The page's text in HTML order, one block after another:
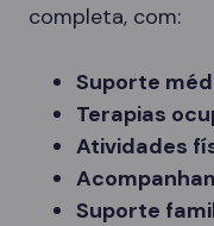
completa, com:
Suporte
Terapias
Atividades
Suporte